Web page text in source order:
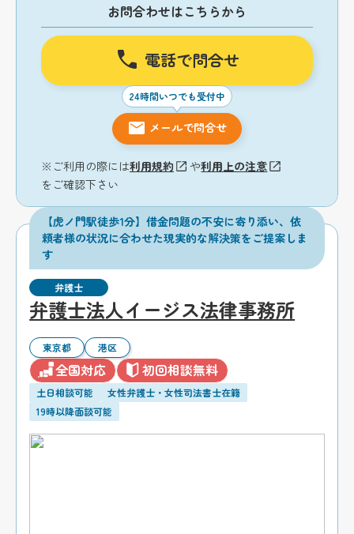
お問合わせはこちらから
電話で問合せ
24時間いつでも受付中
メールで問合せ
※ご利用の際には利用規約 や利用上の注意
をご確認下さい
【虎ノ門駅徒歩1分】借金問題の不安に寄り添い、依
頼者様の状況に合わせた現実的な解決策をご提案しま
す
弁護士
弁護士法人イージス法律事務所
東京都 港区
全国対応 初回相談無料
土日相談可能
女性弁護士・女性司法書士在籍
19時以降面談可能